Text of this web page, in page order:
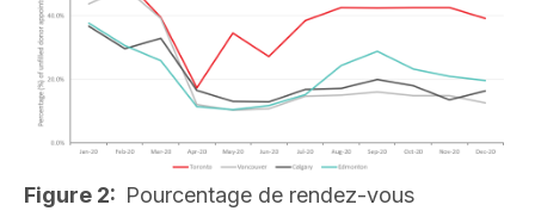
Figure 2: Pourcentage de rendez-vous